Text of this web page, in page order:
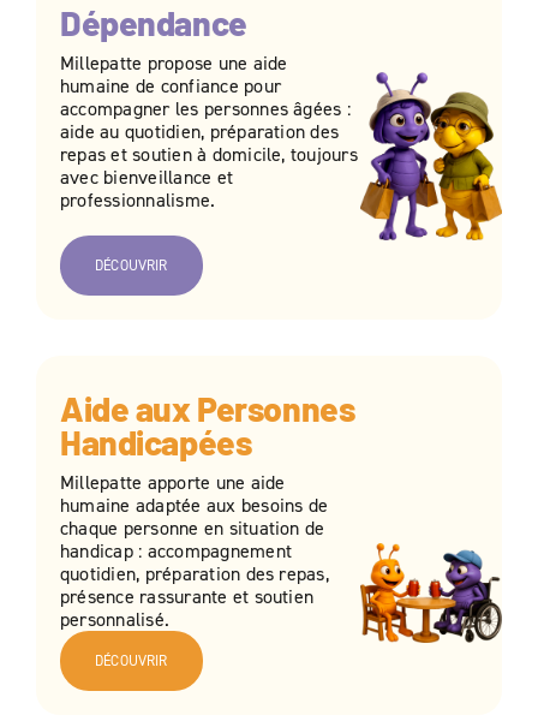
Dépendance
Millepatte propose une aide
humaine de confiance pour
accompagner les personnes âgées :
aide au quotidien, préparation des
repas et soutien à domicile, toujours
avec bienveillance et
professionnalisme.
DÉCOUVRIR
Aide aux Personnes
Handicapées
Millepatte apporte une aide
humaine adaptée aux besoins de
chaque personne en situation de
handicap : accompagnement
quotidien, préparation des repas,
présence rassurante et soutien
personnalisé.
DÉCOUVRIR